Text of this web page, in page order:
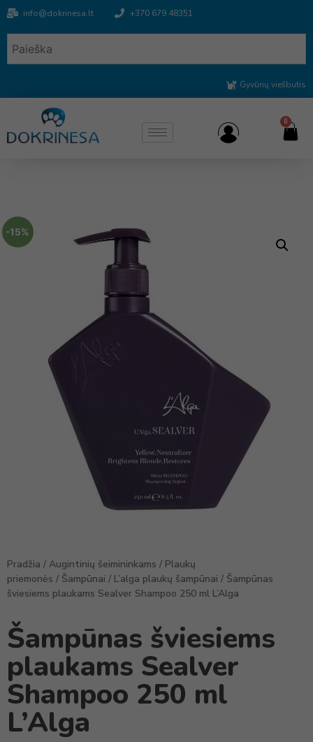
info@dokrinesa.lt +370 679 48351
Gyvūnų viešbutis
0
-15%
Pradžia / Augintinių šeimininkams / Plaukų
priemonės / Šampūnai / L’alga plaukų šampūnai / Šampūnas
šviesiems plaukams Sealver Shampoo 250 ml L’Alga
Šampūnas šviesiems
plaukams Sealver
Shampoo 250 ml
L’Alga